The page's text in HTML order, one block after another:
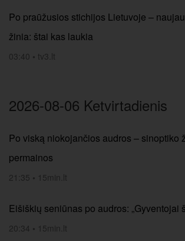
Po praūžusios stichijos Lietuvoje –
žinia: štai kas laukia
03:40 • tv3.lt
2026-08-06 Ketvirtadienis
Po viską niokojančios audros – sinoptiko
permainos
21:35 • 15min.lt
Eišiškių seniūnas po audros: „Gyventojai
20:34 • 15min.lt